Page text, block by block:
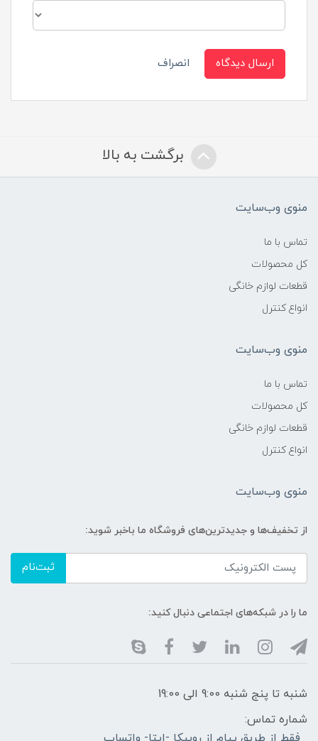
ارسال دیدگاه انصراف
برگشت به بالا
منوی وب‌سایت
تماس با ما
کل محصولات
قطعات لوازم خانگی
انواع کنترل
منوی وب‌سایت
تماس با ما
کل محصولات
قطعات لوازم خانگی
انواع کنترل
منوی وب‌سایت
از تخفیف‌ها و جدیدترین‌های فروشگاه ما باخبر شوید:
ثبت‌نام
ما را در شبکه‌های اجتماعی دنبال کنید:
شنبه تا پنج شنبه 9:00 الی 19:00
شماره تماس: